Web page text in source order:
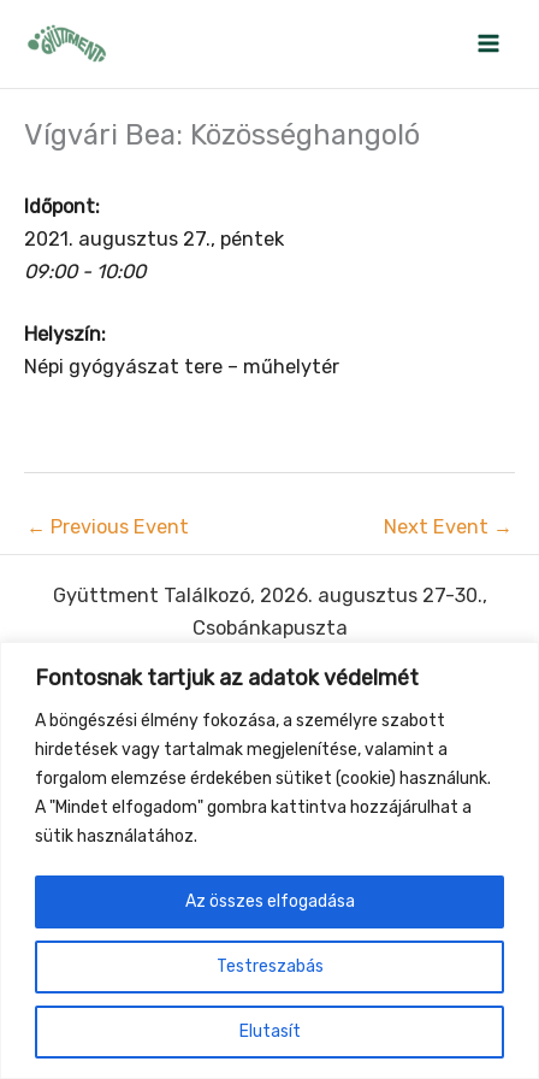
Fontosnak tartjuk az adatok védelmét
A böngészési élmény fokozása, a személyre szabott
hirdetések vagy tartalmak megjelenítése, valamint a
forgalom elemzése érdekében sütiket (cookie) használunk.
A "Mindet elfogadom" gombra kattintva hozzájárulhat a
sütik használatához.
Testreszabás
Elutasít
Az összes elfogadása
Vígvári Bea: Közösséghangoló
Időpont:
2021. augusztus 27., péntek
09:00 - 10:00
Helyszín:
Népi gyógyászat tere – műhelytér
← Previous Event Next Event →
Gyüttment Találkozó, 2026. augusztus 27-30.,
Csobánkapuszta